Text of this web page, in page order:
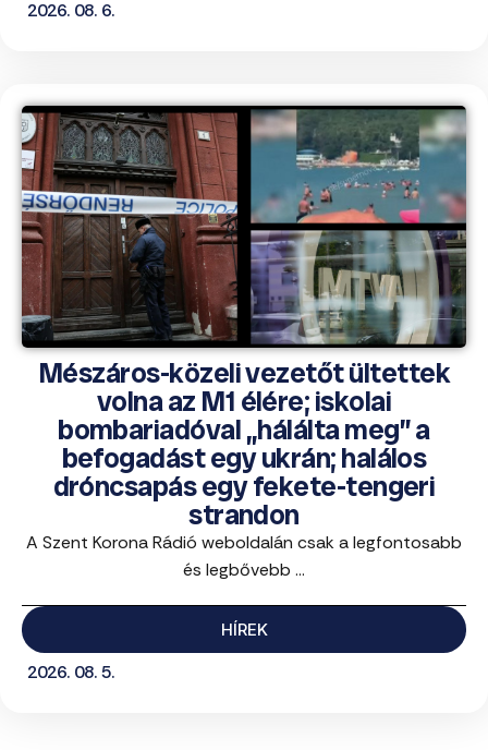
2026. 08. 6.
Mészáros-közeli vezetőt ültettek
volna az M1 élére; iskolai
bombariadóval „hálálta meg” a
befogadást egy ukrán; halálos
dróncsapás egy fekete-tengeri
strandon
A Szent Korona Rádió weboldalán csak a legfontosabb
és legbővebb ...
HÍREK
2026. 08. 5.